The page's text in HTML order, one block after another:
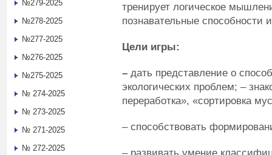
тренирует логическое
познавательные способности
Цели игры:
– дать представление о
экологических проблем; –
переработка», «сортировка
– способствовать
– развивать умение
№279-2025
№278-2025
№277-2025
№276-2025
№275-2025
№ 274-2025
№ 273-2025
№ 271-2025
№ 272-2025